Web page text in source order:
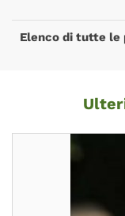
Elenco di tutte le